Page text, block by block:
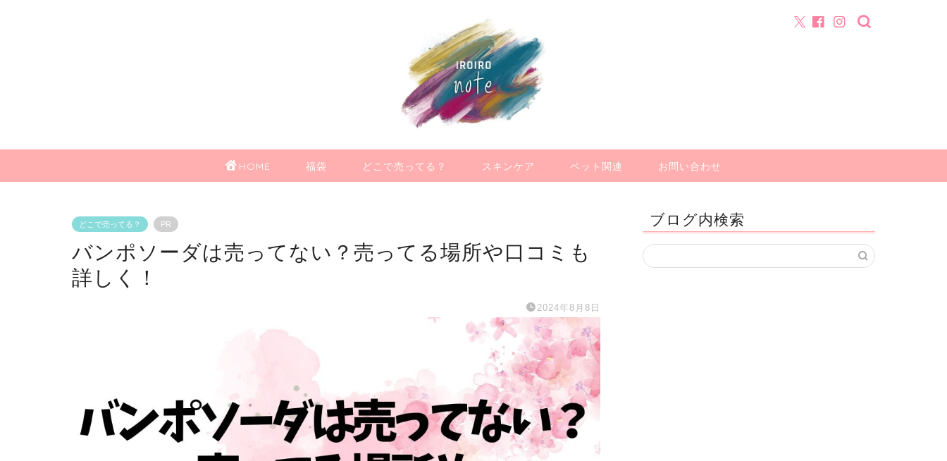
HOME 福袋 どこで売ってる？ スキンケア ペット関連 お問い合わせ
どこで売ってる？ PR
バンポソーダは売ってない？売ってる場所や口コミも
詳しく！
2024年8月8日
ブログ内検索